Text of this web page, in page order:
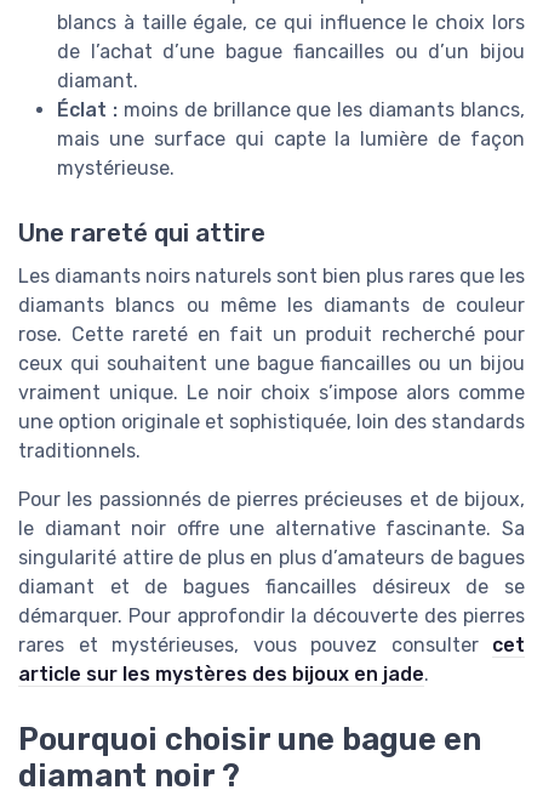
blancs à taille égale, ce qui influence le choix lors
de l’achat d’une bague fiancailles ou d’un bijou
diamant.
Éclat :moins de brillance que les diamants blancs,
mais une surface qui capte la lumière de façon
mystérieuse.
Une rareté qui attire
Les diamants noirs naturels sont bien plus rares que les
diamants blancs ou même les diamants de couleur
rose. Cette rareté en fait un produit recherché pour
ceux qui souhaitent une bague fiancailles ou un bijou
vraiment unique. Le noir choix s’impose alors comme
une option originale et sophistiquée, loin des standards
traditionnels.
Pour les passionnés de pierres précieuses et de bijoux,
le diamant noir offre une alternative fascinante. Sa
singularité attire de plus en plus d’amateurs de bagues
diamant et de bagues fiancailles désireux de se
démarquer. Pour approfondir la découverte des pierres
rares et mystérieuses, vous pouvez consulter cet
article sur les mystères des bijoux en jade.
Pourquoi choisir une bague en
diamant noir ?